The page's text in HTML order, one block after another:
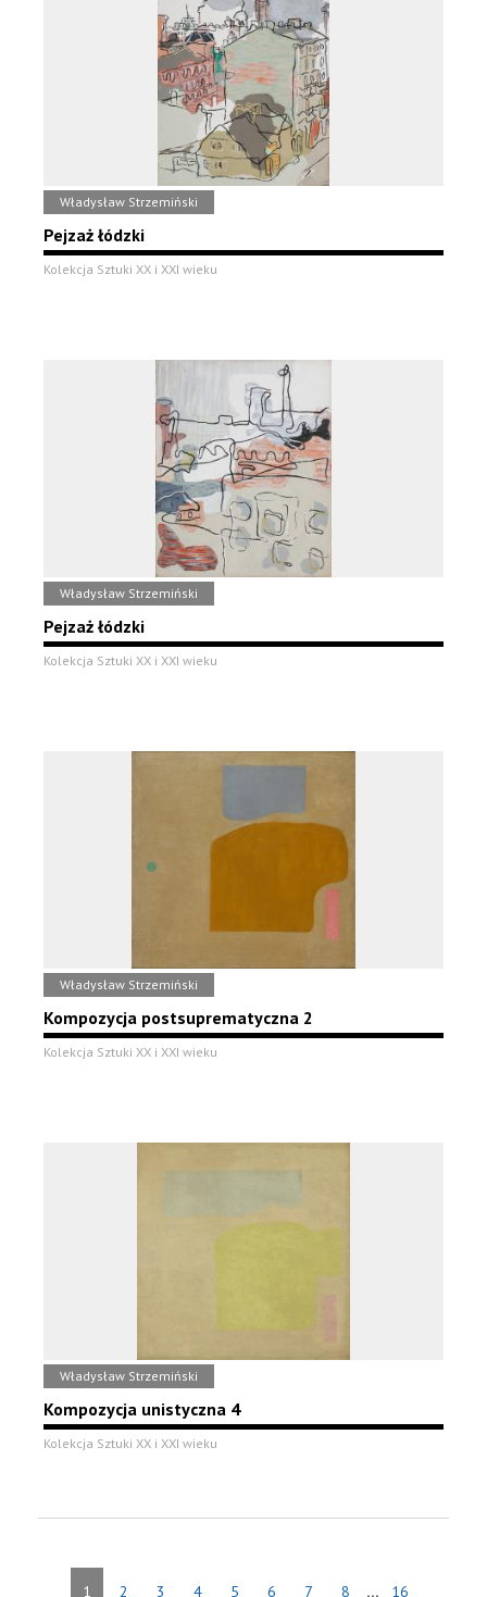
Władysław Strzemiński
Pejzaż łódzki
Kolekcja Sztuki XX i XXI wieku
Władysław Strzemiński
Pejzaż łódzki
Kolekcja Sztuki XX i XXI wieku
Władysław Strzemiński
Kompozycja postsuprematyczna 2
Kolekcja Sztuki XX i XXI wieku
Władysław Strzemiński
Kompozycja unistyczna 4
Kolekcja Sztuki XX i XXI wieku
1 2 3 4 5 6 7 8 ... 16